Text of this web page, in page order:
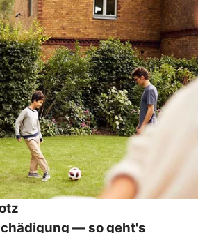
— so geht's